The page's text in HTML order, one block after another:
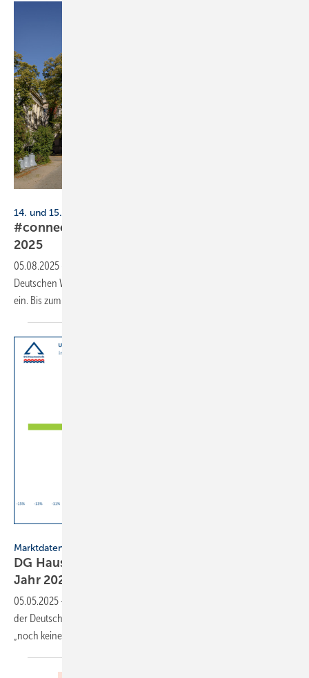
14. und 15. Oktober 2025, Berlin
#connectingheat: Deut­sche Wär­me­kon­fe­renz
2025
05.08.2025
Deutschen Wärmekonferenz 2025 in die Villa Elisabeth nach Berlin
ein. Bis zum 15. August 2025 gilt der
Marktdaten
DG Haustechnik meldet verhaltenen Start ins
Jahr 2025
05.05.2025 -
der Deut­sche Groß­handels­ver­band Haus­technik (DG Haus­tech­nik)
„noch kei­nen Grund zur